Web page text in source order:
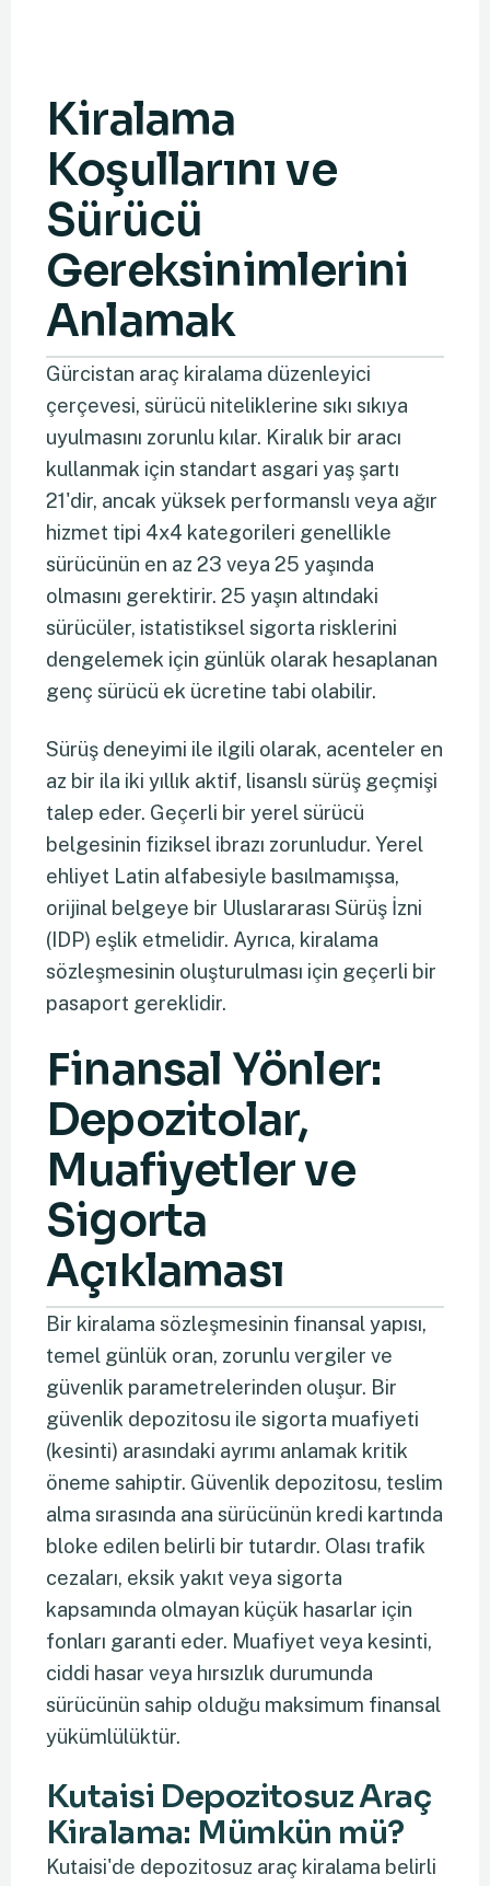
Kiralama
Koşullarını ve
Sürücü
Gereksinimlerini
Anlamak
Gürcistan araç kiralama düzenleyici
çerçevesi, sürücü niteliklerine sıkı sıkıya
uyulmasını zorunlu kılar. Kiralık bir aracı
kullanmak için standart asgari yaş şartı
21'dir, ancak yüksek performanslı veya ağır
hizmet tipi 4x4 kategorileri genellikle
sürücünün en az 23 veya 25 yaşında
olmasını gerektirir. 25 yaşın altındaki
sürücüler, istatistiksel sigorta risklerini
dengelemek için günlük olarak hesaplanan
genç sürücü ek ücretine tabi olabilir.
Sürüş deneyimi ile ilgili olarak, acenteler en
az bir ila iki yıllık aktif, lisanslı sürüş geçmişi
talep eder. Geçerli bir yerel sürücü
belgesinin fiziksel ibrazı zorunludur. Yerel
ehliyet Latin alfabesiyle basılmamışsa,
orijinal belgeye bir Uluslararası Sürüş İzni
(IDP) eşlik etmelidir. Ayrıca, kiralama
sözleşmesinin oluşturulması için geçerli bir
pasaport gereklidir.
Finansal Yönler:
Depozitolar,
Muafiyetler ve
Sigorta
Açıklaması
Bir kiralama sözleşmesinin finansal yapısı,
temel günlük oran, zorunlu vergiler ve
güvenlik parametrelerinden oluşur. Bir
güvenlik depozitosu ile sigorta muafiyeti
(kesinti) arasındaki ayrımı anlamak kritik
öneme sahiptir. Güvenlik depozitosu, teslim
alma sırasında ana sürücünün kredi kartında
bloke edilen belirli bir tutardır. Olası trafik
cezaları, eksik yakıt veya sigorta
kapsamında olmayan küçük hasarlar için
fonları garanti eder. Muafiyet veya kesinti,
ciddi hasar veya hırsızlık durumunda
sürücünün sahip olduğu maksimum finansal
yükümlülüktür.
Kutaisi Depozitosuz Araç
Kiralama: Mümkün mü?
Kutaisi'de depozitosuz araç kiralama belirli